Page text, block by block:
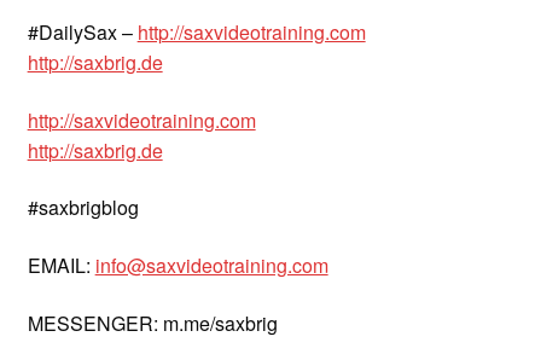
#DailySax – http://saxvideotraining.com
http://saxbrig.de
http://saxvideotraining.com
http://saxbrig.de
#saxbrigblog
EMAIL: info@saxvideotraining.com
MESSENGER: m.me/saxbrig